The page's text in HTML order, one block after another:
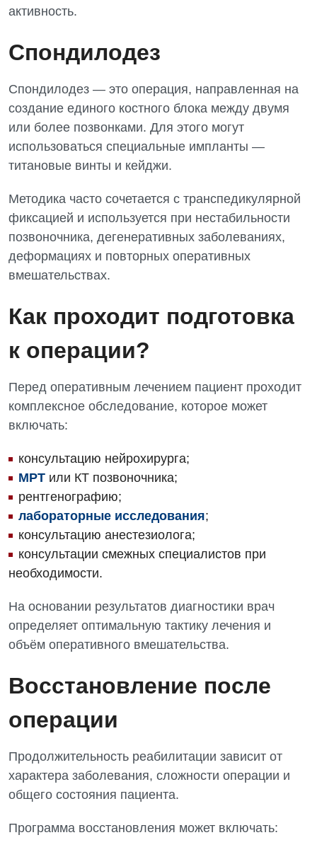
активность.
Спондилодез
Спондилодез — это операция, направленная на
создание единого костного блока между двумя
или более позвонками. Для этого могут
использоваться специальные импланты —
титановые винты и кейджи.
Методика часто сочетается с транспедикулярной
фиксацией и используется при нестабильности
позвоночника, дегенеративных заболеваниях,
деформациях и повторных оперативных
вмешательствах.
Как проходит подготовка
к операции?
Перед оперативным лечением пациент проходит
комплексное обследование, которое может
включать:
консультацию нейрохирурга;
МРТ или КТ позвоночника;
рентгенографию;
лабораторные исследования;
консультацию анестезиолога;
консультации смежных специалистов при
необходимости.
На основании результатов диагностики врач
определяет оптимальную тактику лечения и
объём оперативного вмешательства.
Восстановление после
операции
Продолжительность реабилитации зависит от
характера заболевания, сложности операции и
общего состояния пациента.
Программа восстановления может включать: